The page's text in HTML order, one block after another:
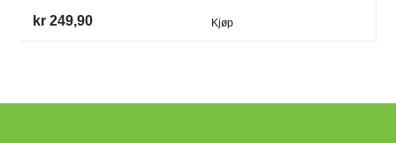
kr 249,90 Kjøp